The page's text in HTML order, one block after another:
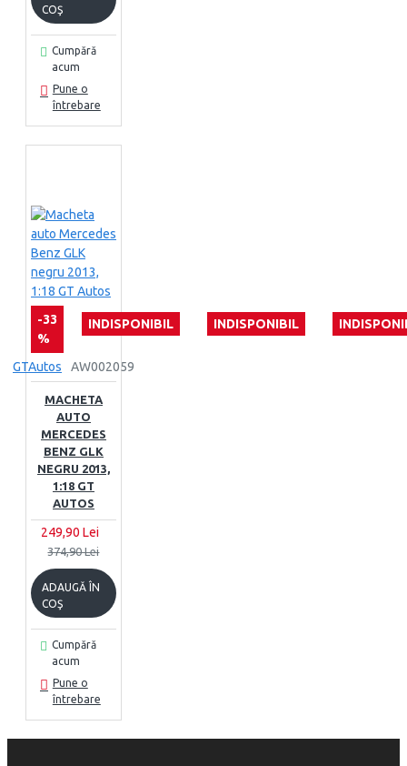
COŞ
Cumpără
acum
Pune o
întrebare
-33
%
INDISPONIBIL INDISPONIBIL
GTAutos AW002059
MACHETA
AUTO
MERCEDES
BENZ GLK
NEGRU 2013,
1:18 GT
AUTOS
249,90 Lei
374,90 Lei
ADAUGĂ ÎN
COŞ
Cumpără
acum
Pune o
întrebare